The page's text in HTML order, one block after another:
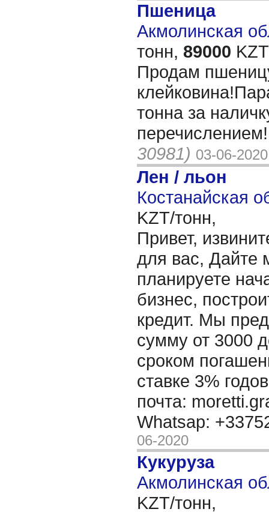
Пшеница
Акмолинская
тонн, 89000
Продам
тонна за
30981) 03-06-2020
Лен / льон
Костанайская
KZT/тонн,
Привет,
для вас, Дайте
планируете
бизнес,
кредит. Мы
сумму от 3000
сроком
ставке 3%
почта:
Whatsap:
06-2020
Кукуруза
Акмолинская
KZT/тонн,